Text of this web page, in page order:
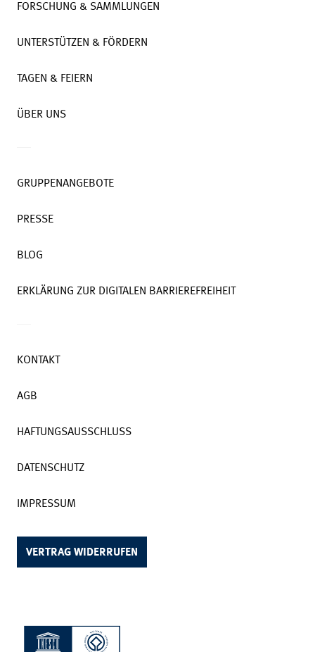
FORSCHUNG & SAMMLUNGEN
UNTERSTÜTZEN & FÖRDERN
TAGEN & FEIERN
ÜBER UNS
GRUPPENANGEBOTE
PRESSE
BLOG
ERKLÄRUNG ZUR DIGITALEN BARRIEREFREIHEIT
KONTAKT
AGB
HAFTUNGSAUSSCHLUSS
DATENSCHUTZ
IMPRESSUM
VERTRAG WIDERRUFEN